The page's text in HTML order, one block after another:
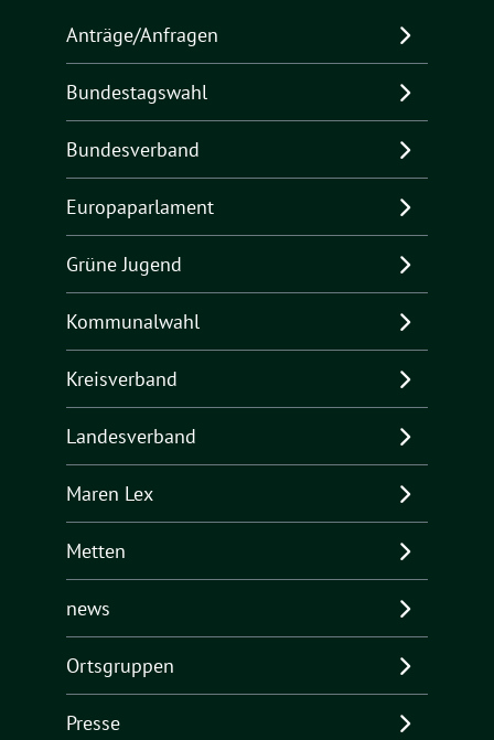
Anträge/Anfragen
Bundestagswahl
Bundesverband
Europaparlament
Grüne Jugend
Kommunalwahl
Kreisverband
Landesverband
Maren Lex
Metten
news
Ortsgruppen
Presse